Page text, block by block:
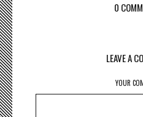
0
LEAVE A
YOUR